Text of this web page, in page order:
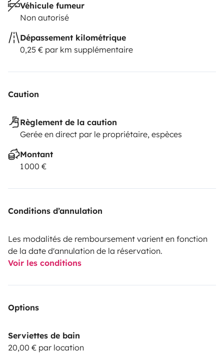
Véhicule fumeur
Non autorisé
Dépassement kilométrique
0,25 € par km supplémentaire
Caution
Règlement de la caution
Gerée en direct par le propriétaire, espèces
Montant
1 000 €
Conditions d’annulation
Les modalités de remboursement varient en fonction
de la date d'annulation de la réservation.
Voir les conditions
Options
Serviettes de bain
20,00 € par location